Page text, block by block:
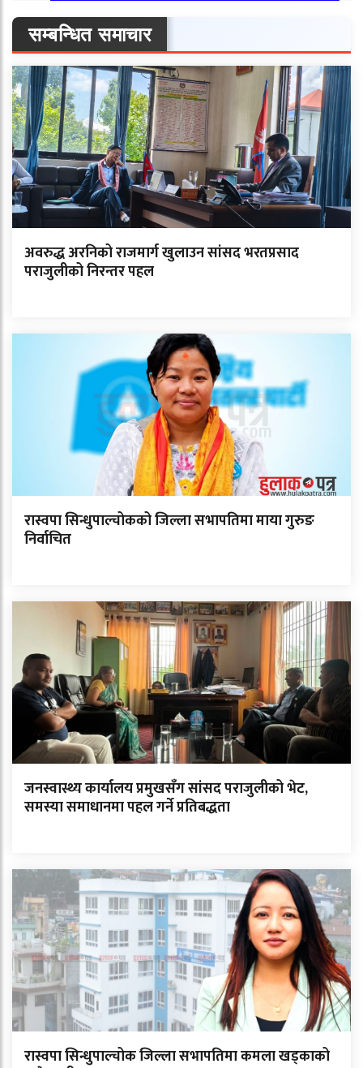
सम्बन्धित समाचार
अवरुद्ध अरनिको राजमार्ग खुलाउन सांसद भरतप्रसाद
पराजुलीको निरन्तर पहल
रास्वपा सिन्धुपाल्चोकको जिल्ला सभापतिमा माया गुरुङ
निर्वाचित
जनस्वास्थ्य कार्यालय प्रमुखसँग सांसद पराजुलीको भेट,
समस्या समाधानमा पहल गर्ने प्रतिबद्धता
रास्वपा सिन्धुपाल्चोक जिल्ला सभापतिमा कमला खड्काको